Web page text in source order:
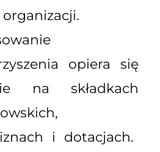
opiera się
na składkach
i dotacjach.